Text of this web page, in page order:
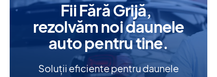
Fii Fără Grijă,
rezolvăm noi daunele
auto pentru tine.
Soluții eficiente pentru daunele